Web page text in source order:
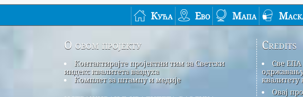
Кућа Ево Мапа
О овом пројекту
Контактирајте пројектни тим за Светски
индекс квалитета ваздуха
Комплет за штампу и медије
Credits
Све ЕПА
квалитету
Овај